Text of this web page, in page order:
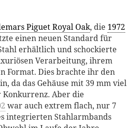
Piguet Royal Oak, die 1972
einen neuen Standard für
erhältlich und schockierte
Verarbeitung, ihrem
Format. Dies brachte ihr den
da das Gehäuse mit 39 mm viel
Aber die
war auch extrem flach, nur 7
integrierten Stahlarmbands